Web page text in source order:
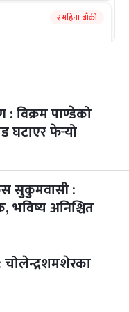
२ महिना बाँकी
२ महिना बाँकी
२ महिना बाँकी
३ महिना बाँकी
: विक्रम पाण्डेको
घटाएर फेर्‍यो
सुकुमवासी :
भविष्य अनिश्चित
चोलेन्द्रशमशेरका